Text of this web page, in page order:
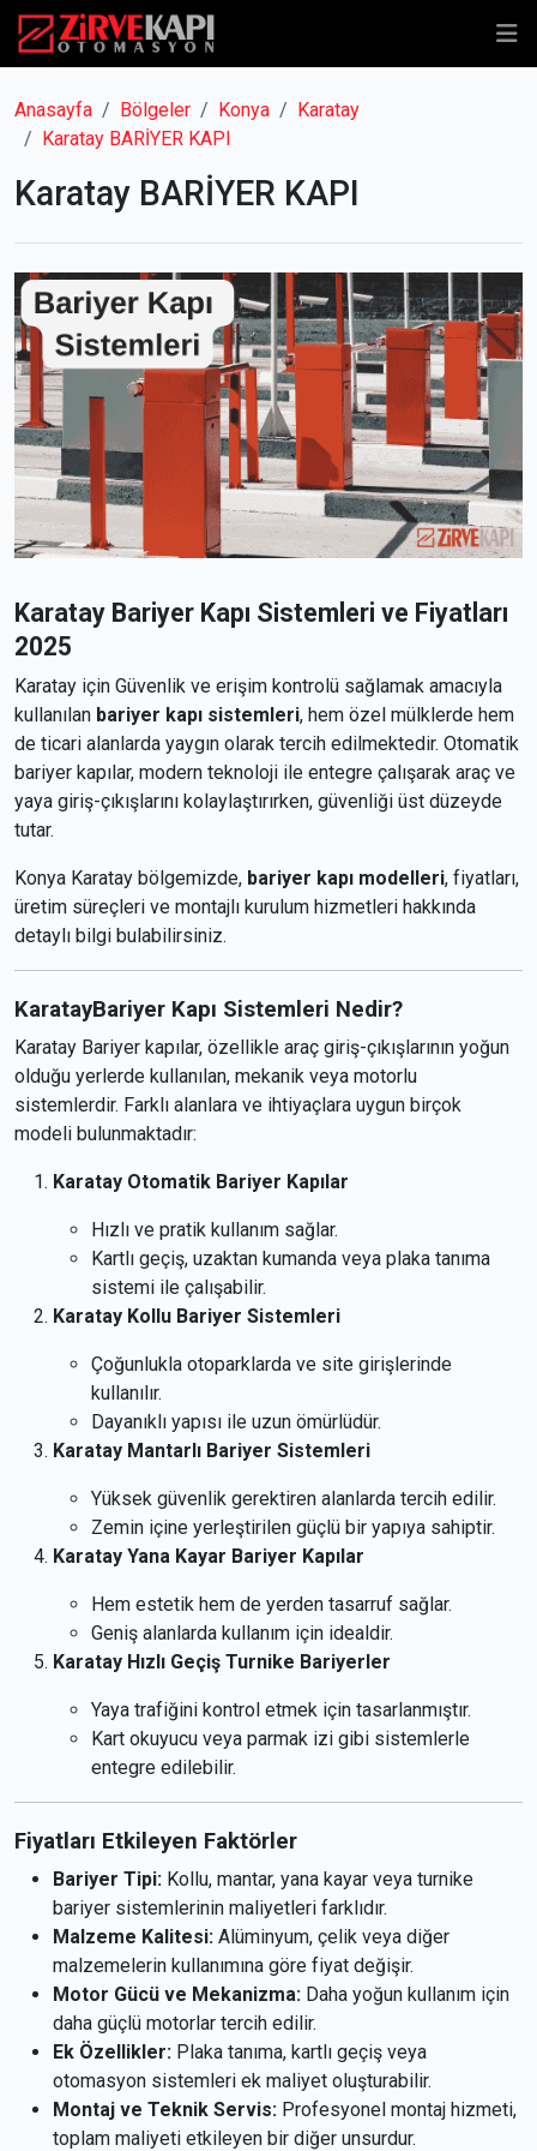
Anasayfa Bölgeler Konya
Karatay
Karatay BARİYER KAPI
Karatay BARİYER KAPI
Karatay Bariyer Kapı Sistemleri ve Fiyatları
2025
Karatay için Güvenlik ve erişim kontrolü sağlamak amacıyla
kullanılan bariyer kapı sistemleri, hem özel mülklerde hem
de ticari alanlarda yaygın olarak tercih edilmektedir. Otomatik
bariyer kapılar, modern teknoloji ile entegre çalışarak araç ve
yaya giriş-çıkışlarını kolaylaştırırken, güvenliği üst düzeyde
tutar.
Konya Karatay bölgemizde, bariyer kapı modelleri, fiyatları,
üretim süreçleri ve montajlı kurulum hizmetleri hakkında
detaylı bilgi bulabilirsiniz.
KaratayBariyer Kapı Sistemleri Nedir?
Karatay Bariyer kapılar, özellikle araç giriş-çıkışlarının yoğun
olduğu yerlerde kullanılan, mekanik veya motorlu
sistemlerdir. Farklı alanlara ve ihtiyaçlara uygun birçok
modeli bulunmaktadır:
Karatay Otomatik Bariyer Kapılar
Hızlı ve pratik kullanım sağlar.
Kartlı geçiş, uzaktan kumanda veya plaka tanıma
sistemi ile çalışabilir.
Karatay Kollu Bariyer Sistemleri
Çoğunlukla otoparklarda ve site girişlerinde
kullanılır.
Dayanıklı yapısı ile uzun ömürlüdür.
Karatay Mantarlı Bariyer Sistemleri
Yüksek güvenlik gerektiren alanlarda tercih edilir.
Zemin içine yerleştirilen güçlü bir yapıya sahiptir.
Karatay Yana Kayar Bariyer Kapılar
Hem estetik hem de yerden tasarruf sağlar.
Geniş alanlarda kullanım için idealdir.
Karatay Hızlı Geçiş Turnike Bariyerler
Yaya trafiğini kontrol etmek için tasarlanmıştır.
Kart okuyucu veya parmak izi gibi sistemlerle
entegre edilebilir.
Fiyatları Etkileyen Faktörler
Bariyer Tipi: Kollu, mantar, yana kayar veya turnike
bariyer sistemlerinin maliyetleri farklıdır.
Malzeme Kalitesi: Alüminyum, çelik veya diğer
malzemelerin kullanımına göre fiyat değişir.
Motor Gücü ve Mekanizma: Daha yoğun kullanım için
daha güçlü motorlar tercih edilir.
Ek Özellikler: Plaka tanıma, kartlı geçiş veya
otomasyon sistemleri ek maliyet oluşturabilir.
Montaj ve Teknik Servis: Profesyonel montaj hizmeti,
toplam maliyeti etkileyen bir diğer unsurdur.